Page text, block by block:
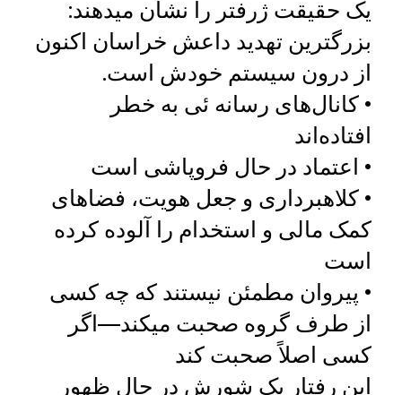
یک حقیقت ژرفتر را نشان میدهند:
بزرگترین تهدید داعش خراسان اکنون
از درون سیستم خودش است.
• کانال‌های رسانه‌ ئی به خطر
افتاده‌اند
• اعتماد در حال فروپاشی است
• کلاهبرداری و جعل هویت، فضاهای
کمک مالی و استخدام را آلوده کرده
است
• پیروان مطمئن نیستند که چه کسی
از طرف گروه صحبت میکند—اگر
کسی اصلاً صحبت کند
این رفتار یک شورش در حال ظهور